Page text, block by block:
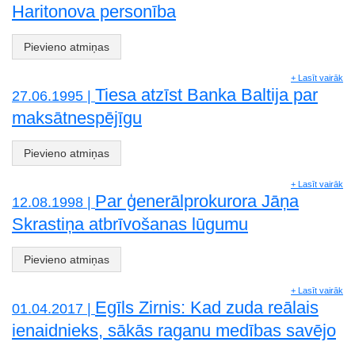
Haritonova personība
Pievieno atmiņas
+ Lasīt vairāk
27.06.1995 | Tiesa atzīst Banka Baltija par
maksātnespējīgu
Pievieno atmiņas
+ Lasīt vairāk
12.08.1998 | Par ģenerālprokurora Jāņa
Skrastiņa atbrīvošanas lūgumu
Pievieno atmiņas
+ Lasīt vairāk
01.04.2017 | Egīls Zirnis: Kad zuda reālais
ienaidnieks, sākās raganu medības savējo